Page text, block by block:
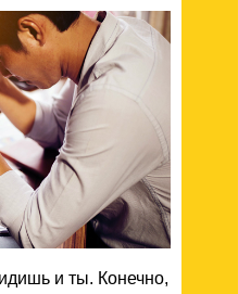
и ты. Конечно,